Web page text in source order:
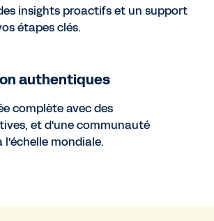
insights proactifs et un support
étapes clés.
authentiques
complète avec des
et d'une communauté
mondiale.